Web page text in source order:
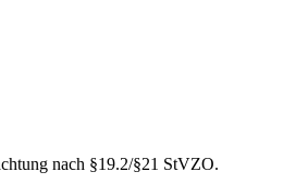
nach §19.2/§21 StVZO.